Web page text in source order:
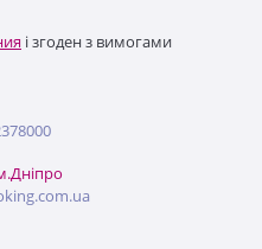
і згоден з вимогами